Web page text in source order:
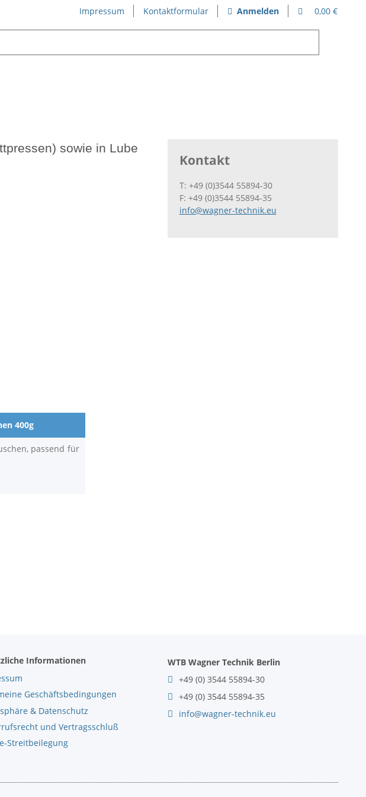
Impressum Kontaktformular Anmelden 0,00 €
sowie in Lube
Kontakt
T: +49 (0)3544 55894-30
F: +49 (0)3544 55894-35
info@wagner-technik.eu
400g
passend für
Informationen
Geschäftsbedingungen
& Datenschutz
und Vertragsschluß
Streitbeilegung
WTB Wagner Technik Berlin
+49 (0) 3544 55894-30
+49 (0) 3544 55894-35
info@wagner-technik.eu